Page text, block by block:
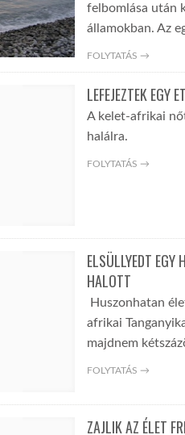
felbomlása után
államokban. Az
FOLYTATÁS →
LEFEJEZTEK EGY
A kelet-afrikai
halálra.
FOLYTATÁS →
ELSÜLLYEDT
HALOTT
Huszonhatan
afrikai
majdnem
FOLYTATÁS →
ZAJLIK AZ ÉLET